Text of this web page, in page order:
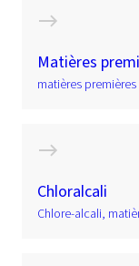
Matières
matières
Chloralcali
Chlore-alcali,